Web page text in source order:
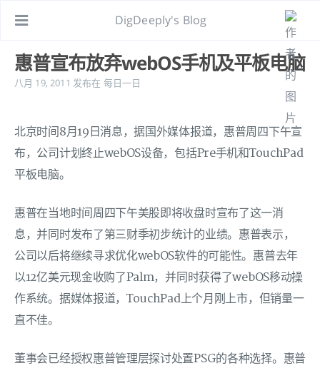
DigDeeply's Blog
惠普宣布放弃webOS手机及平板电脑
八月 19, 2011 发布在 每日一日
北京时间8月19日消息，据国外媒体报道，惠普周四下午宣
布，公司计划终止webOS设备，包括Pre手机和TouchPad
平板电脑。
惠普在当地时间周四下午美股即将收盘时宣布了这一消
息，并同时发布了第三财季初步统计的业绩。惠普表示，
公司以后将继续寻求优化webOS软件的可能性。惠普去年
以12亿美元现金收购了Palm，并同时获得了webOS移动操
作系统。据媒体报道，TouchPad上个月刚上市，但销量一
直不佳。
董事会已经授权惠普管理层探讨处置PSG的各种选择。惠普